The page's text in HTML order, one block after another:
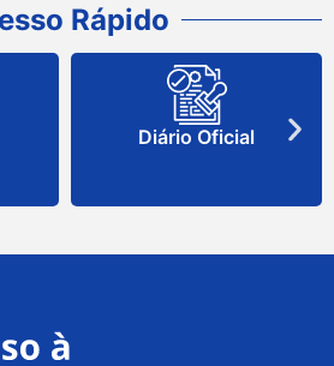
Rápido
Diário Oficial